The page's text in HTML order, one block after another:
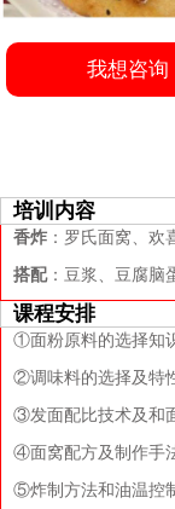
我想咨询
培训内容
香炸 ：罗氏面窝、
搭配：豆浆、豆腐脑
课程安排
①面粉原料的选择知
②调味料的选择及特
③发面配比技术及和
④面窝配方及制作手
⑤炸制方法和油温控